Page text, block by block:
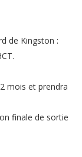
de Kingston :
mois et prendra
finale de sortie